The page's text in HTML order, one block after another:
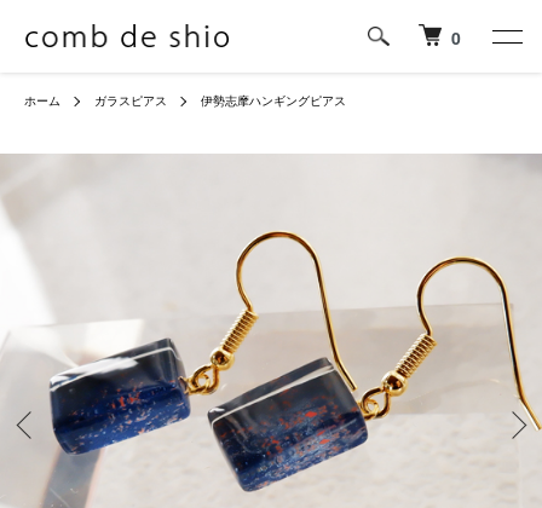
0
ホーム ガラスピアス 伊勢志摩ハンギングピアス